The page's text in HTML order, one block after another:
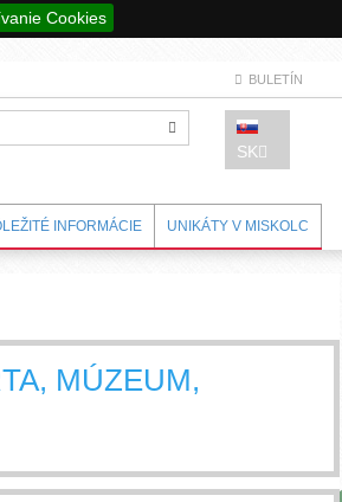
Cookies
BULETÍN
SK
INFORMÁCIE UNIKÁTY V MISKOLC
MÚZEUM,